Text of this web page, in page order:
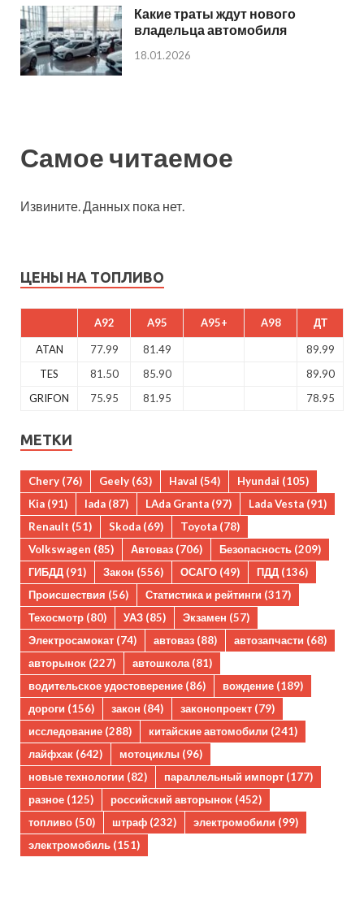
Какие траты ждут нового
владельца автомобиля
18.01.2026
Самое читаемое
Извините. Данных пока нет.
ЦЕНЫ НА ТОПЛИВО
A92 A95 A95+ A98 ДТ
ATAN 77.99 81.49
89.99
TES
81.50 85.90
89.90
GRIFON
75.95 81.95 78.95
МЕТКИ
Chery (76) Geely (63) Haval (54) Hyundai (105)
Kia (91) lada (87) LAda Granta (97) Lada Vesta (91)
Renault (51) Skoda (69) Toyota (78)
Volkswagen (85) Автоваз (706) Безопасность (209)
ГИБДД (91) Закон (556) ОСАГО (49) ПДД (136)
Происшествия (56) Статистика и рейтинги (317)
Техосмотр (80) УАЗ (85) Экзамен (57)
Электросамокат (74) автоваз (88) автозапчасти (68)
авторынок (227) автошкола(81)
водительское удостоверение (86) вождение (189)
дороги (156) закон (84) законопроект (79)
исследование (288) китайские автомобили (241)
лайфхак (642) мотоциклы (96)
новые технологии (82) параллельный импорт (177)
разное (125) российский авторынок (452)
топливо (50) штраф (232) электромобили (99)
электромобиль (151)